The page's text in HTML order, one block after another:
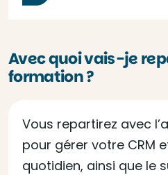
Avec quoi vais-je
formation ?
Vous repartirez avec
pour gérer votre CRM
quotidien, ainsi que le